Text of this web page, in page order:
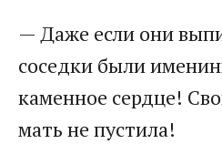
— Даже если они
соседки были
каменное сердце!
мать не пустила!